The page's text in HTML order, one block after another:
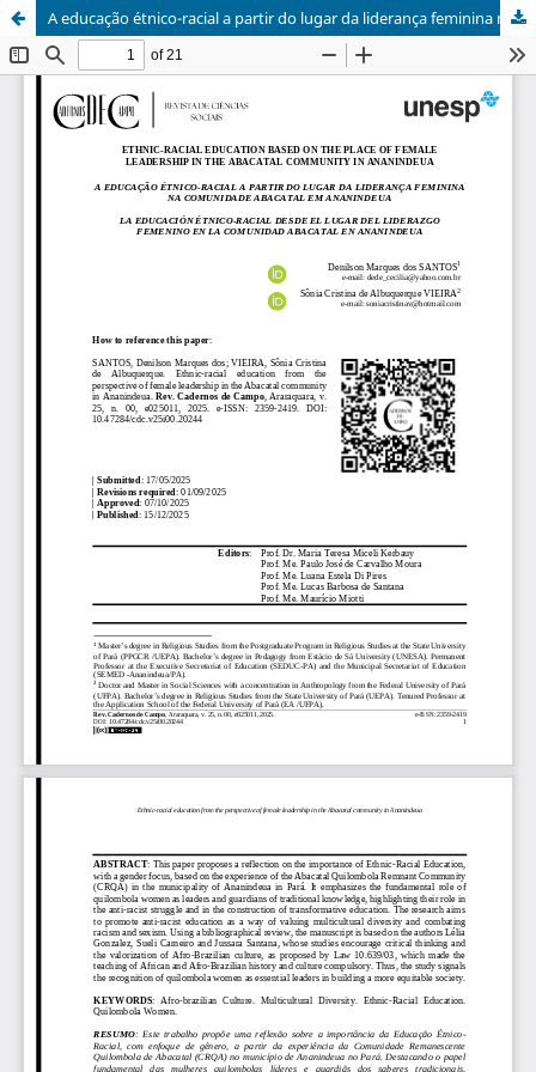
A educação étnico-racial a partir do lugar da liderança feminina na comunidade Abacatal em Ananindeua